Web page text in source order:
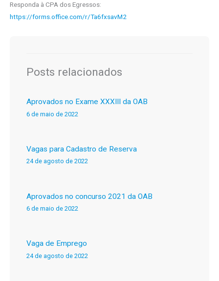
Responda à CPA dos Egressos:
https://forms.office.com/r/Ta6fxsavM2
Posts relacionados
Aprovados no Exame XXXIII da OAB
6 de maio de 2022
Vagas para Cadastro de Reserva
24 de agosto de 2022
Aprovados no concurso 2021 da OAB
6 de maio de 2022
Vaga de Emprego
24 de agosto de 2022